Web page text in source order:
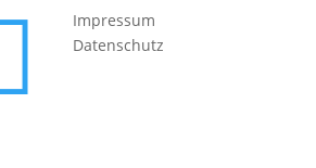
Impressum
Datenschutz